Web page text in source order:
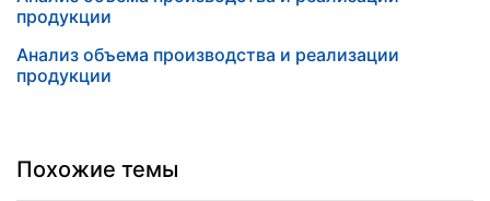
продукции
Анализ объема производства и реализации
продукции
Похожие темы